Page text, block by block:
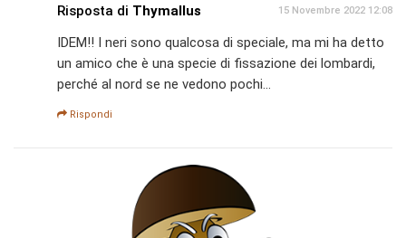
Risposta di Thymallus 15 Novembre 2022 12:08
IDEM!! I neri sono qualcosa di speciale, ma mi ha detto
un amico che è una specie di fissazione dei lombardi,
perché al nord se ne vedono pochi...
Rispondi